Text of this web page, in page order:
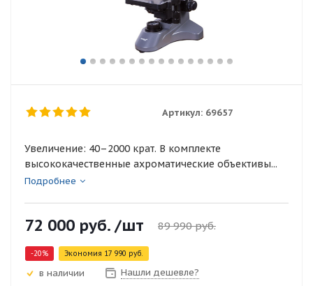
Артикул: 69657
Увеличение: 40–2000 крат. В комплекте
высококачественные ахроматические объективы...
Подробнее
72 000 руб. /шт 89 990руб.
-20% Экономия 17 990 руб.
в наличии Нашли дешевле?